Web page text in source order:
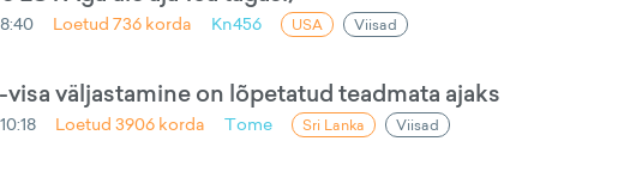
Loetud736 korda Kn456 USA Viisad
visa väljastamine on lõpetatud teadmata ajaks
Loetud3906 korda Tome Sri Lanka Viisad